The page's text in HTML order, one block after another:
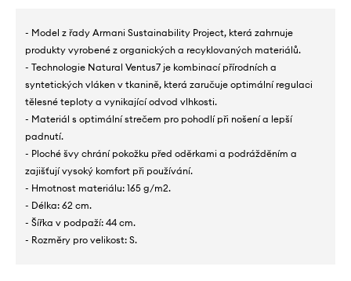
- Model z řady Armani Sustainability Project, která zahrnuje
produkty vyrobené z organických a recyklovaných materiálů.
- Technologie Natural Ventus7 je kombinací přírodních a
syntetických vláken v tkanině, která zaručuje optimální regulaci
tělesné teploty a vynikající odvod vlhkosti.
- Materiál s optimální strečem pro pohodlí při nošení a lepší
padnutí.
- Ploché švy chrání pokožku před oděrkami a podrážděním a
zajišťují vysoký komfort při používání.
- Hmotnost materiálu: 165 g/m2.
- Délka: 62 cm.
- Šířka v podpaží: 44 cm.
- Rozměry pro velikost: S.